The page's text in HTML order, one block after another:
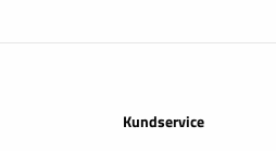
Kundservice